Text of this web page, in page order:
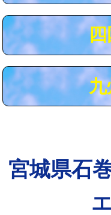
※給水管工事は20mm
四
宮城県石